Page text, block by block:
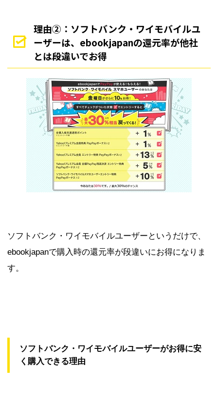
理由②：ソフトバンク・ワイモバイルユ
ーザーは、ebookjapanの還元率が他社
とは段違いでお得
ソフトバンク・ワイモバイルユーザーというだけで、
ebookjapanで購入時の還元率が段違いにお得になりま
す。
ソフトバンク・ワイモバイルユーザーがお得に安
く購入できる理由